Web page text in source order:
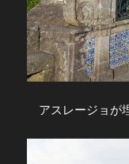
アスレージョが